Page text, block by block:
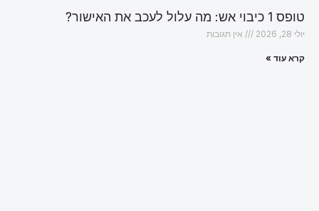
טופס 1 כיבוי אש: מה עלול לעכב את האישור?
יולי 28, 2026 אין תגובות
קרא עוד »